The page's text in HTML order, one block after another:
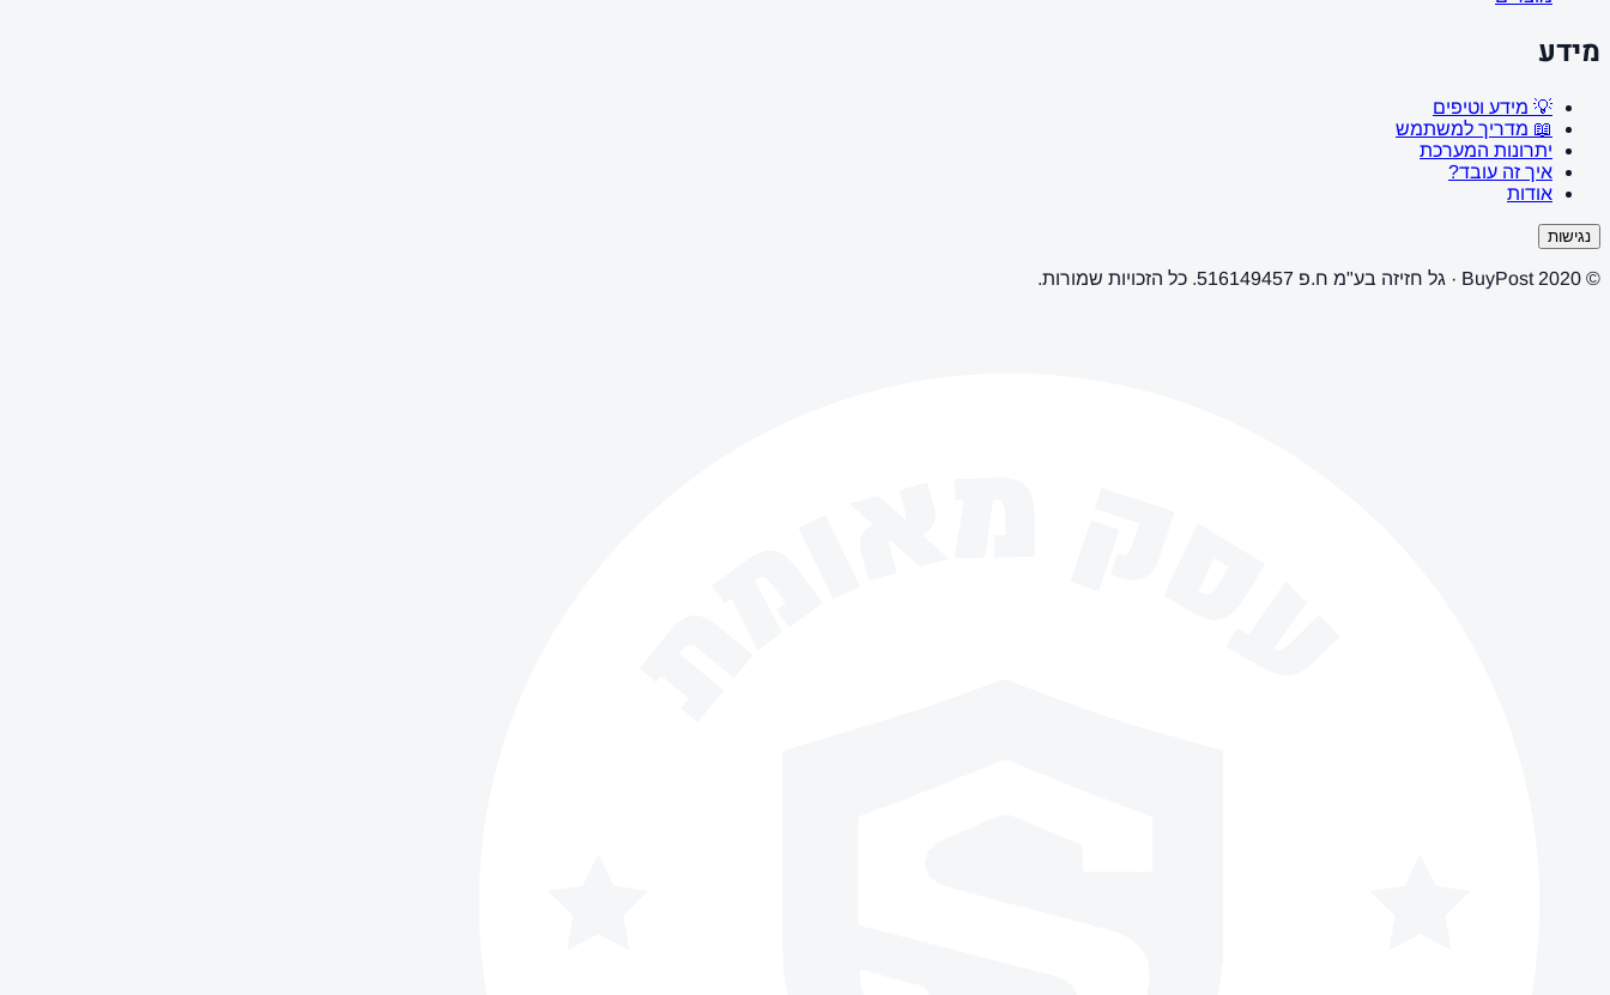
מידע
💡 מידע וטיפים
📖 מדריך למשתמש
יתרונות המערכת
איך זה עובד?
אודות
נגישות
© 2020 BuyPost · גל חזיזה בע"מ ח.פ 516149457. כל הזכויות שמורות.